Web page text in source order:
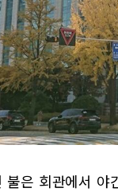
은 회관에서